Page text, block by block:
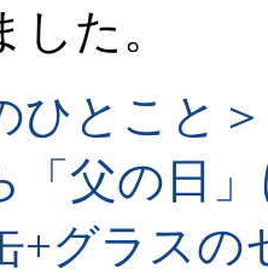
た。
ひとこと＞
父の日
+グラス